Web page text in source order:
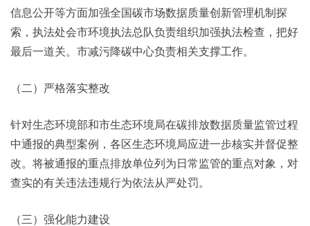
信息公开等方面加强全国碳市场数据质量创新管理机制探
索，执法处会市环境执法总队负责组织加强执法检查，把好
最后一道关。市减污降碳中心负责相关支撑工作。
（二）严格落实整改
针对生态环境部和市生态环境局在碳排放数据质量监管过程
中通报的典型案例，各区生态环境局应进一步核实并督促整
改。将被通报的重点排放单位列为日常监管的重点对象，对
查实的有关违法违规行为依法从严处罚。
（三）强化能力建设